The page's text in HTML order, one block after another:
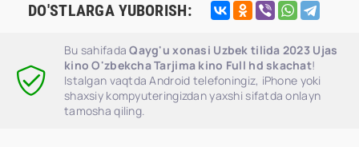
DO'STLARGA YUBORISH:
Bu sahifadaQayg'u xonasi Uzbek tilida 2023 Ujas
kino O'zbekcha Tarjima kino Full hd skachat!
Istalgan vaqtda Android telefoningiz, iPhone yoki
shaxsiy kompyuteringizdan yaxshi sifatda onlayn
tamosha qiling.